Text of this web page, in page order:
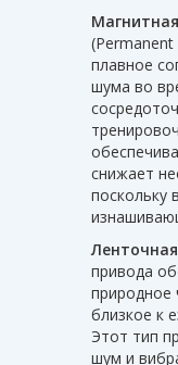
плавное
шума во
снижает
поскольку
привода
природное
близкое к
Этот тип
шум и